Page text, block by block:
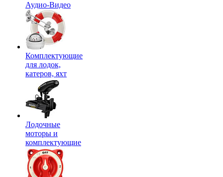
Аудио-Видео
Комплектующие
для лодок,
катеров, яхт
Лодочные
моторы и
комплектующие